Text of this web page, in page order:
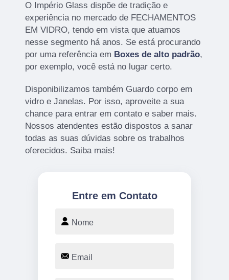
O Império Glass dispõe de tradição e
experiência no mercado de FECHAMENTOS
EM VIDRO, tendo em vista que atuamos
nesse segmento há anos. Se está procurando
por uma referência em Boxes de alto padrão,
por exemplo, você está no lugar certo.
Disponibilizamos também Guardo corpo em
vidro e Janelas. Por isso, aproveite a sua
chance para entrar em contato e saber mais.
Nossos atendentes estão dispostos a sanar
todas as suas dúvidas sobre os trabalhos
oferecidos. Saiba mais!
Entre em Contato